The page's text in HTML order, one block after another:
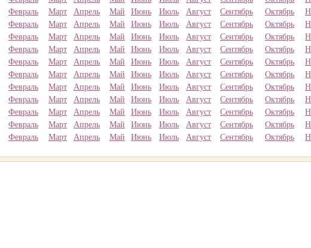
Февраль Март Апрель Май Июнь Июль Август Сентябрь Октябрь
Февраль Март Апрель Май Июнь Июль Август Сентябрь Октябрь
Февраль Март Апрель Май Июнь Июль Август Сентябрь Октябрь
Февраль Март Апрель Май Июнь Июль Август Сентябрь Октябрь
Февраль Март Апрель Май Июнь Июль Август Сентябрь Октябрь
Февраль Март Апрель Май Июнь Июль Август Сентябрь Октябрь
Февраль Март Апрель Май Июнь Июль Август Сентябрь Октябрь
Февраль Март Апрель Май Июнь Июль Август Сентябрь Октябрь
Февраль Март Апрель Май Июнь Июль Август Сентябрь Октябрь
Февраль Март Апрель Май Июнь Июль Август Сентябрь Октябрь
Февраль Март Апрель Май Июнь Июль Август Сентябрь Октябрь